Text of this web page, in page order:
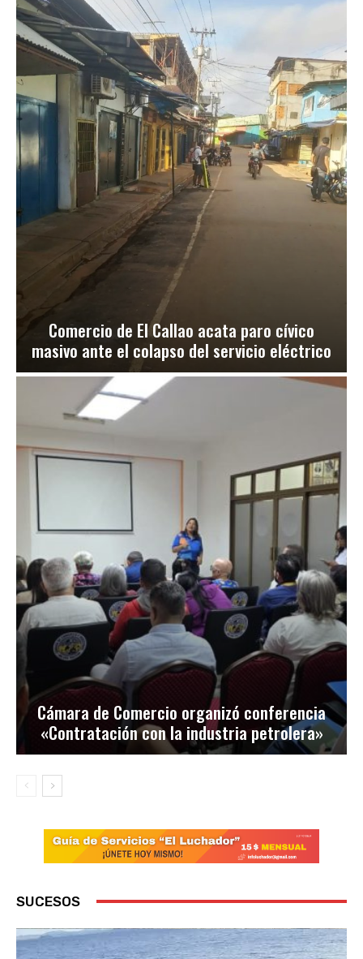
Comercio de El Callao acata paro cívico
masivo ante el colapso del servicio eléctrico
Cámara de Comercio organizó conferencia
«Contratación con la industria petrolera»
SUCESOS